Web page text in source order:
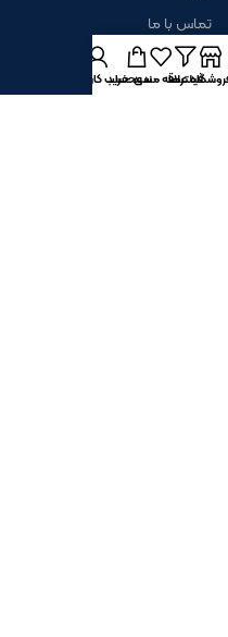
تماس با ما
فیلترهاعلاقه مندیسبد خرید
حساب کاربری من